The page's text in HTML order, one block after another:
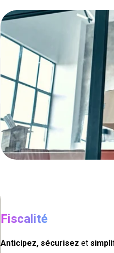
Fiscalité
Anticipez, sécurisez et